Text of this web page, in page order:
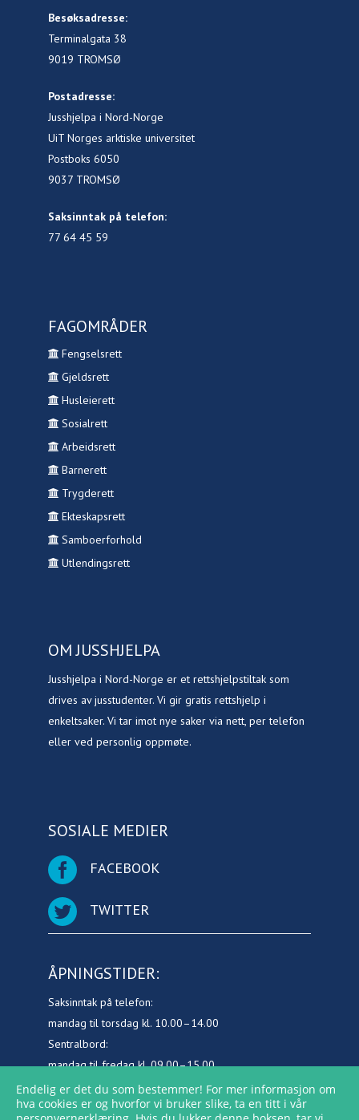
Besøksadresse:
Terminalgata 38
9019 TROMSØ
Postadresse:
Jusshjelpa i Nord-Norge
UiT Norges arktiske universitet
Postboks 6050
9037 TROMSØ
Saksinntak på telefon:
77 64 45 59
FAGOMRÅDER
Fengselsrett
Gjeldsrett
Husleierett
Sosialrett
Arbeidsrett
Barnerett
Trygderett
Ekteskapsrett
Samboerforhold
Utlendingsrett
OM JUSSHJELPA
Jusshjelpa i Nord-Norge er et rettshjelpstiltak som
drives av jusstudenter. Vi gir gratis rettshjelp i
enkeltsaker. Vi tar imot nye saker via nett, per telefon
eller ved personlig oppmøte.
SOSIALE MEDIER
FACEBOOK
TWITTER
ÅPNINGSTIDER:
Saksinntak på telefon:
mandag til torsdag kl. 10.00–14.00
Sentralbord:
mandag til fredag kl. 09.00–15.00
Endelig er det du som bestemmer! For mer informasjon om
hva cookies er og hvorfor vi bruker slike, ta en titt i vår